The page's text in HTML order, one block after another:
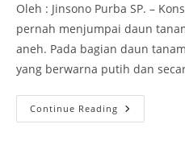
Oleh : Jinsono Purba SP. –
pernah menjumpai daun
aneh. Pada bagian daun
yang berwarna putih dan
Continue Reading